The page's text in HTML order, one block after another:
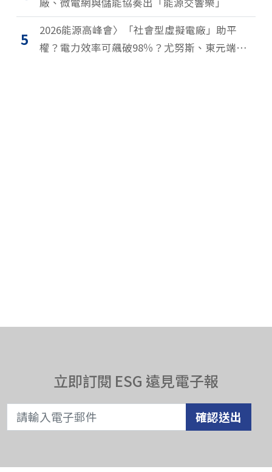
5
2026能源高峰會〉「社會型虛擬電廠」助平
權？電力效率可飆破98％？尤努斯、東元端能
立即訂閱 ESG 遠見電子報
確認送出